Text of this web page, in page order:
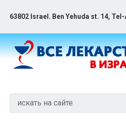
63802 Israel. Ben Yehuda st. 14, Tel-